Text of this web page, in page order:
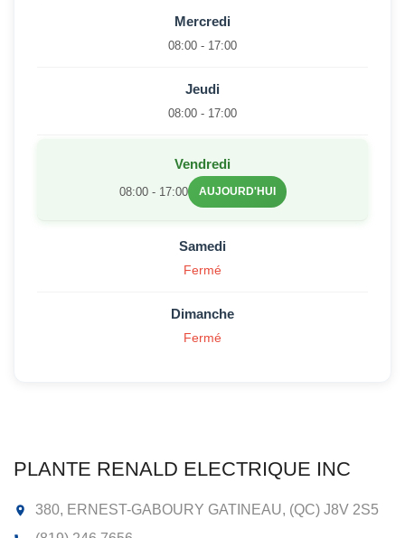
Mercredi
08:00 - 17:00
Jeudi
08:00 - 17:00
Vendredi
08:00 - 17:00 AUJOURD'HUI
Samedi
Fermé
Dimanche
Fermé